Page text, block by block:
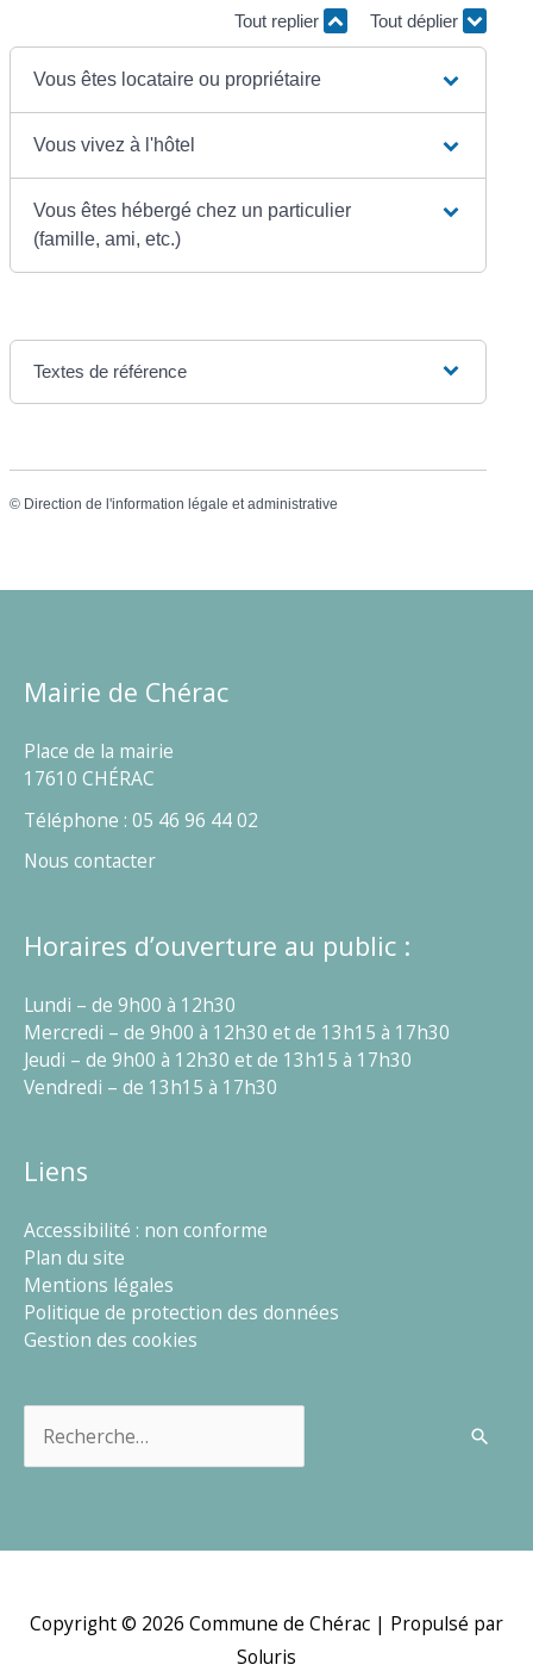
Tout replier Tout déplier
Vous êtes locataire ou propriétaire
Vous vivez à l'hôtel
Vous êtes hébergé chez un particulier
(famille, ami, etc.)
Textes de référence
© Direction de l'information légale et administrative
Mairie de Chérac
Place de la mairie
17610 CHÉRAC
Téléphone : 05 46 96 44 02
Nous contacter
Horaires d’ouverture au public :
Lundi – de 9h00 à 12h30
Mercredi – de 9h00 à 12h30 et de 13h15 à 17h30
Jeudi – de 9h00 à 12h30 et de 13h15 à 17h30
Vendredi – de 13h15 à 17h30
Liens
Accessibilité : non conforme
Plan du site
Mentions légales
Politique de protection des données
Gestion des cookies
Copyright © 2026 Commune de Chérac | Propulsé par
Soluris